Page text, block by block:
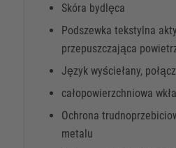
Skóra bydlęca
Podszewka tekstylna
przepuszczająca
Język wyściełany,
całopowierzchniowa
Ochrona
metalu